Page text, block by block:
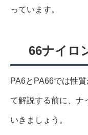
っています。
66ナイロ
PA6とPA66では性
て解説する前に、ナ
いきましょう。